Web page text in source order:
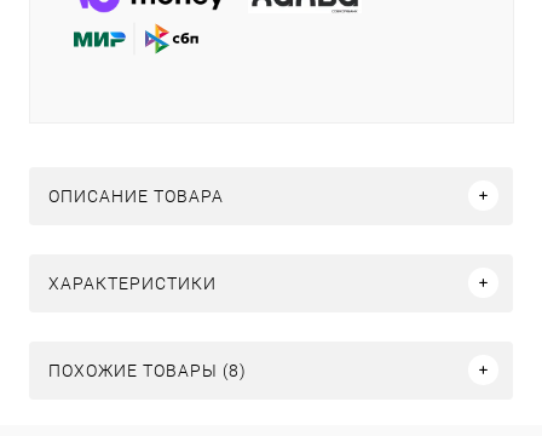
ОПИСАНИЕ ТОВАРА
ХАРАКТЕРИСТИКИ
ПОХОЖИЕ ТОВАРЫ (8)